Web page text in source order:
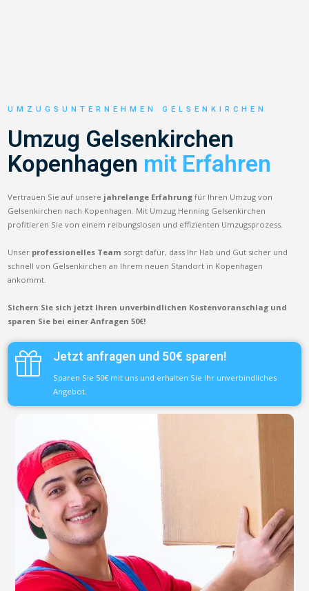
UMZUGSUNTERNEHMEN GELSENKIRCHEN
Umzug Gelsenkirchen
Kopenhagen mit Erfahren
Vertrauen Sie auf unsere jahrelange Erfahrung für Ihren Umzug von
Gelsenkirchen nach Kopenhagen. Mit Umzug Henning Gelsenkirchen
profitieren Sie von einem reibungslosen und effizienten Umzugsprozess.
Unser professionelles Team sorgt dafür, dass Ihr Hab und Gut sicher und
schnell von Gelsenkirchen an Ihrem neuen Standort in Kopenhagen
ankommt.
Sichern Sie sich jetzt Ihren unverbindlichen Kostenvoranschlag und
sparen Sie bei einer Anfragen 50€!
Jetzt anfragen und 50€ sparen!
Sparen Sie 50€ mit uns und erhalten Sie Ihr unverbindliches
Angebot.